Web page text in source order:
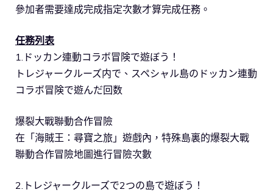
參加者需要達成完成指定次數才算完成任務。
任務列表
1.ドッカン連動コラボ冒険で遊ぼう！
トレジャークルーズ内で、スペシャル島のドッカン連動
コラボ冒険で遊んだ回数
爆裂大戰聯動合作冒險
在「海賊王：尋寶之旅」遊戲內，特殊島裏的爆裂大戰
聯動合作冒險地圖進行冒險次數
2.トレジャークルーズで2つの島で遊ぼう！